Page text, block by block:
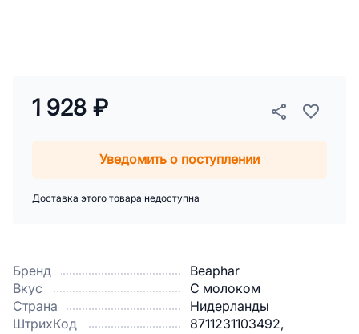
Бренд
Beaphar
Вкус
С молоком
Страна
Нидерланды
ШтрихКод
8711231103492,
1 928 ₽
Уведомить о поступлении
Доставка этого товара недоступна